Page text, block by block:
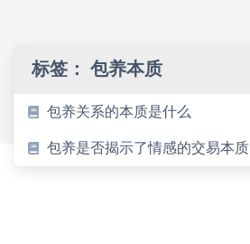
标签： 包养本质
包养关系的本质是什么
包养是否揭示了情感的交易本质